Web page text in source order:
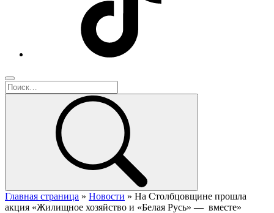
Главная страница » Новости » На Столбцовщине прошла
акция «Жилищное хозяйство и «Белая Русь» — вместе»